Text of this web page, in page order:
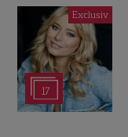
Exclusiv
17